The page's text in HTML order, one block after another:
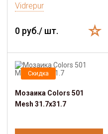
Vidrepur
0 руб./ шт.
Скидка
Мозаика Colors 501
Mesh 31.7х31.7